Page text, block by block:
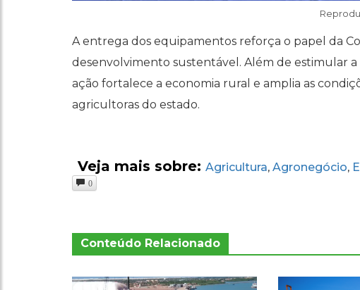
A entrega dos equipamentos reforça o papel da
desenvolvimento sustentável. Além de estimular
ação fortalece a economia rural e amplia as
agricultoras do estado.
Veja mais sobre: Agricultura, Agronegócio,
0
Conteúdo Relacionado